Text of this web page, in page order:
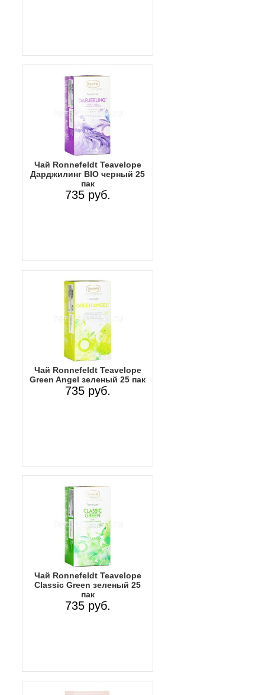
Чай Ronnefeldt Teavelope
Дарджилинг BIO черный 25
пак
735 руб.
Чай Ronnefeldt Teavelope
Green Angel зеленый 25 пак
735 руб.
Чай Ronnefeldt Teavelope
Classic Green зеленый 25
пак
735 руб.